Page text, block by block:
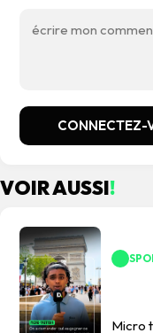
CONNECTEZ-
VOIR AUSSI!
Micro